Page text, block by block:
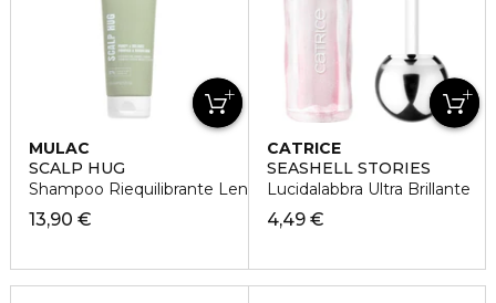
MULAC
SCALP HUG
Shampoo Riequilibrante Lenitivo
13,90 €
CATRICE
SEASHELL STORIES
Lucidalabbra Ultra Brillante
4,49 €